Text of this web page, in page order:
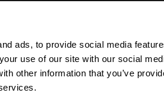
ads, to provide social media
use of our site with our social
other information that you’ve